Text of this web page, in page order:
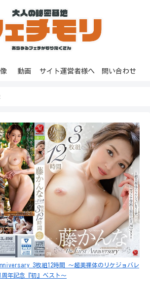
動画 サイト運営者様へ 問い合わせ
3枚組12時間 ～超美裸体のリケジョバレ
年記念『初』ベスト～